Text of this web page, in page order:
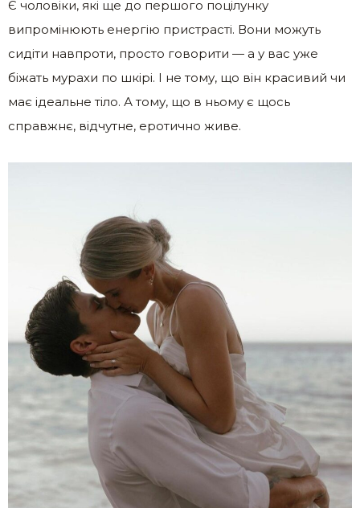
Є чоловіки, які ще до першого поцілунку
випромінюють енергію пристрасті. Вони можуть
сидіти навпроти, просто говорити — а у вас уже
біжать мурахи по шкірі. І не тому, що він красивий чи
має ідеальне тіло. А тому, що в ньому є щось
справжнє, відчутне, еротично живе.